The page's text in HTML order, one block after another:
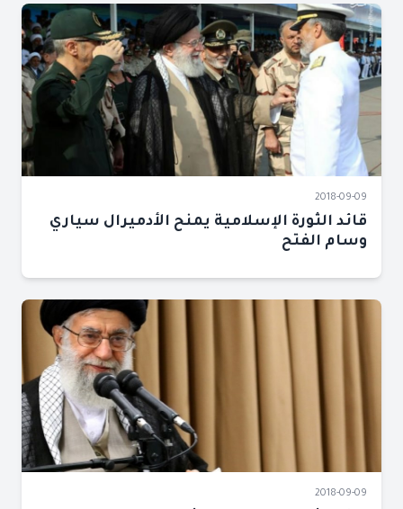
2018-09-09
قائد الثورة الإسلامية يمنح الأدميرال سياري
وسام الفتح
2018-09-09